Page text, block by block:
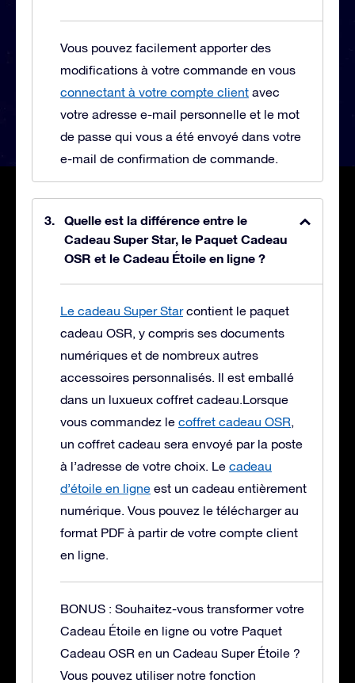
Vous pouvez facilement apporter des
modifications à votre commande en vous
connectant à votre compte client avec
votre adresse e-mail personnelle et le mot
de passe qui vous a été envoyé dans votre
e-mail de confirmation de commande.
Quelle est la différence entre le
Cadeau Super Star, le Paquet Cadeau
OSR et le Cadeau Étoile en ligne ?
Le cadeau Super Starcontient le paquet
cadeau OSR, y compris ses documents
numériques et de nombreux autres
accessoires personnalisés. Il est emballé
dans un luxueux coffret cadeau.Lorsque
vous commandez le coffret cadeau OSR,
un coffret cadeau sera envoyé par la poste
à l’adresse de votre choix. Le cadeau
d’étoile en ligne est un cadeau entièrement
numérique. Vous pouvez le télécharger au
format PDF à partir de votre compte client
en ligne.
BONUS : Souhaitez-vous transformer votre
Cadeau Étoile en ligne ou votre Paquet
Cadeau OSR en un Cadeau Super Étoile ?
Vous pouvez utiliser notre fonction